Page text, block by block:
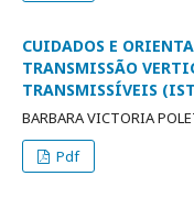
CUIDADOS E
TRANSMISSÃO
TRANSMISSÍVEIS
BARBARA VICTORIA
Pdf